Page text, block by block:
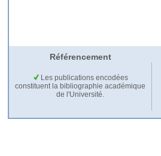
Référencement
Les publications encodées
constituent la bibliographie académique
de l'Université.